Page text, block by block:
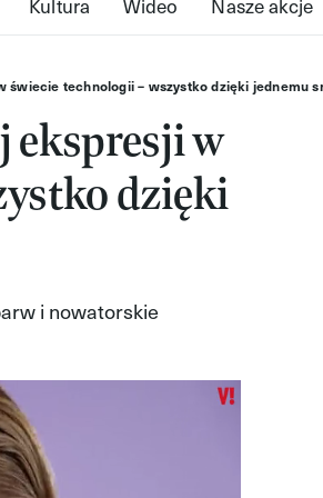
świecie technologii – wszystko dzięki jednemu
ekspresji w
dzięki
i nowatorskie